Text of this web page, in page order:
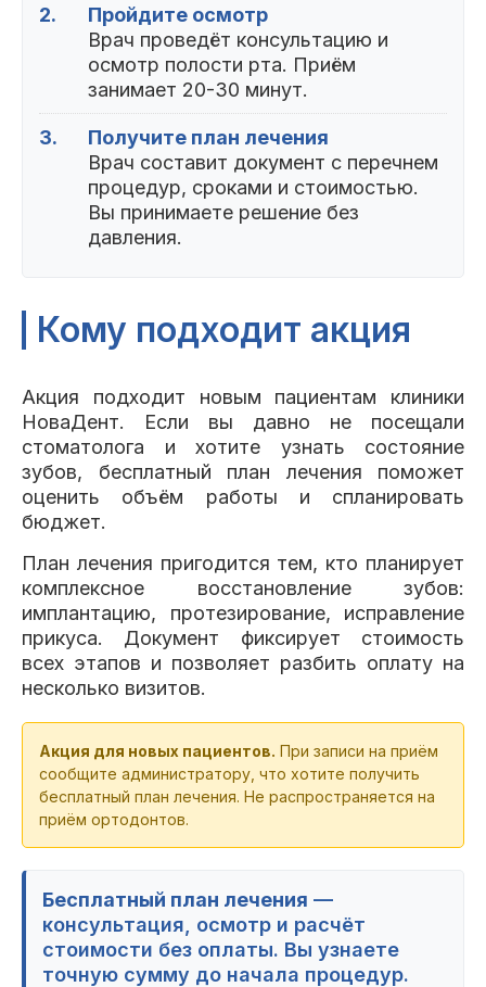
2.
Пройдите осмотр
Врач проведёт консультацию и
осмотр полости рта. Приём
занимает 20-30 минут.
3.
Получите план лечения
Врач составит документ с перечнем
процедур, сроками и стоимостью.
Вы принимаете решение без
давления.
Кому подходит акция
Акция подходит новым пациентам клиники
НоваДент. Если вы давно не посещали
стоматолога и хотите узнать состояние
зубов, бесплатный план лечения поможет
оценить объём работы и спланировать
бюджет.
План лечения пригодится тем, кто планирует
комплексное восстановление зубов:
имплантацию, протезирование, исправление
прикуса. Документ фиксирует стоимость
всех этапов и позволяет разбить оплату на
несколько визитов.
Акция для новых пациентов. При записи на приём
сообщите администратору, что хотите получить
бесплатный план лечения. Не распространяется на
приём ортодонтов.
Бесплатный план лечения —
консультация, осмотр и расчёт
стоимости без оплаты. Вы узнаете
точную сумму до начала процедур.